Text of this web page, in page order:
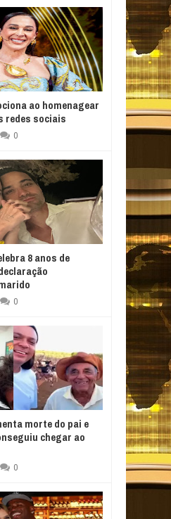
ao homenagear
redes sociais
0
8 anos de
0
morte do pai e
chegar ao
0